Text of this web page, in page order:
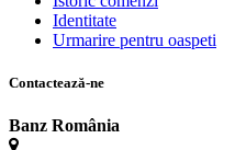
Identitate
Urmarire pentru oaspeti
Contactează-ne
Banz România